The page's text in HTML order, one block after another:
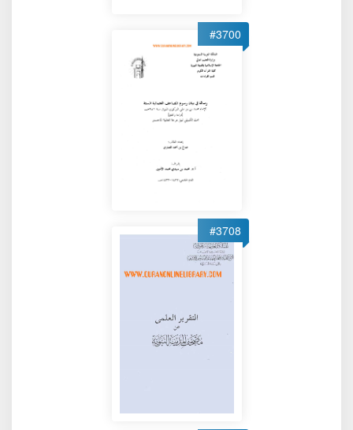
#3700
#3708